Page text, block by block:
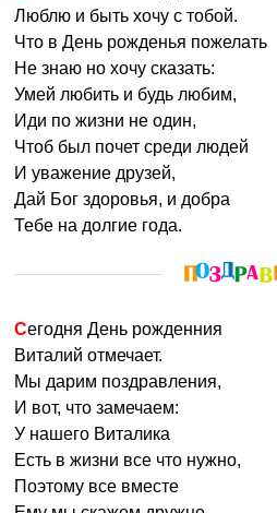
Люблю и быть хочу с тобой.
Что в День рожденья пожелать
Не знаю но хочу сказать:
Умей любить и будь любим,
Иди по жизни не один,
Чтоб был почет среди людей
И уважение друзей,
Дай Бог здоровья, и добра
Тебе на долгие года.
Сегодня День рожденния
Виталий отмечает.
Мы дарим поздравления,
И вот, что замечаем:
У нашего Виталика
Есть в жизни все что нужно,
Поэтому все вместе